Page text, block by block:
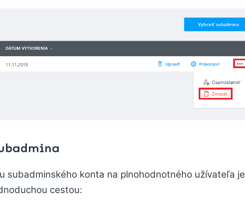
subadminského konta na plnohodnotného užívateľa je
cestou: